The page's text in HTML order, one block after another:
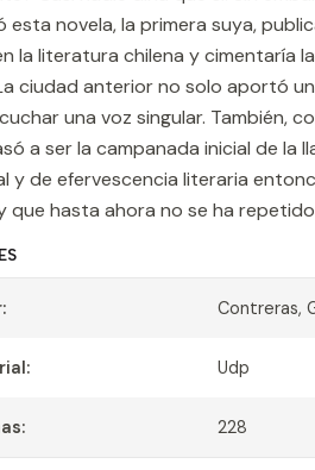
esta novela, la primera suya,
la literatura chilena y cimentaría
ciudad anterior no solo aportó
una voz singular. También,
a ser la campanada inicial de la
y de efervescencia literaria
que hasta ahora no se ha
Contreras,
Udp
228